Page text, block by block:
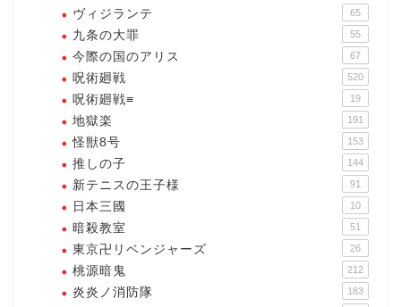
ヴィジランテ 65
九条の大罪 55
今際の国のアリス 67
呪術廻戦 520
呪術廻戦≡ 19
地獄楽 191
怪獣8号 153
推しの子 144
新テニスの王子様 91
日本三國 10
暗殺教室 51
東京卍リベンジャーズ 26
桃源暗鬼 212
炎炎ノ消防隊 183